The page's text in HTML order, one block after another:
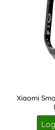
Xiaomi
Art. nr 219592